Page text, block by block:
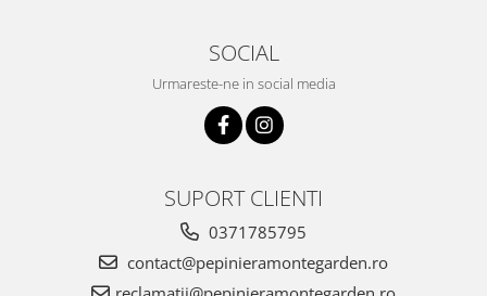
SOCIAL
Urmareste-ne in social media
SUPORT CLIENTI
0371785795
contact@pepinieramontegarden.ro